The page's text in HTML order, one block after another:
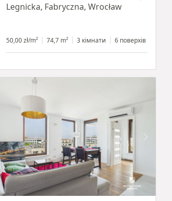
Legnicka, Fabryczna, Wrocław
50,00 zł/m² 74,7 m² 3 кімнати 6 поверхів